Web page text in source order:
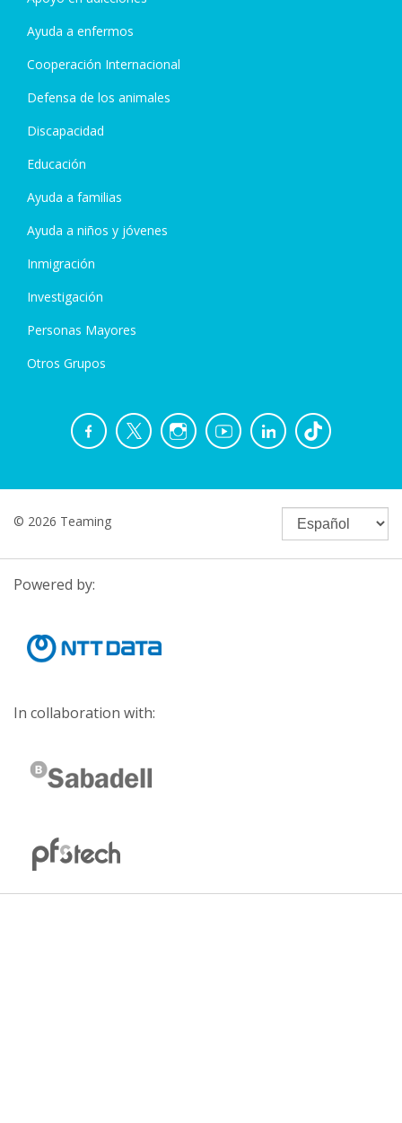
Ayuda a enfermos
Cooperación Internacional
Defensa de los animales
Discapacidad
Educación
Ayuda a familias
Ayuda a niños y jóvenes
Inmigración
Investigación
Personas Mayores
Otros Grupos
© 2026 Teaming
Powered by:
In collaboration with: